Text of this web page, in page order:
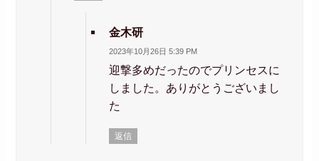
金木研
2023年10月26日 5:39 PM
迎撃多めだったのでプリンセスに
しました。ありがとうございまし
た
返信